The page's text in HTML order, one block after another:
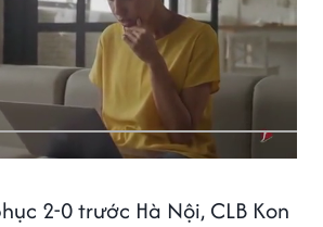
2-0 trước Hà Nội, CLB Kon